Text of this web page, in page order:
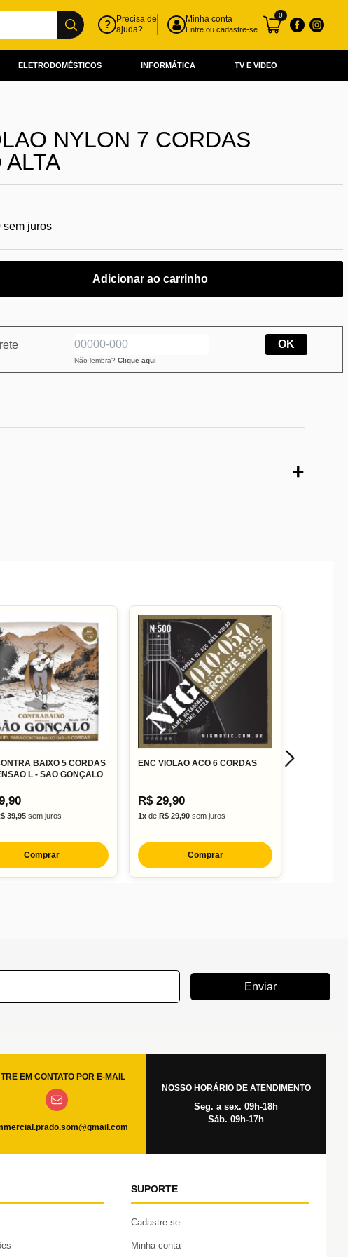
?
Precisa de
ajuda?
Minha conta
Entre ou cadastre-se
0
ELETRODOMÉSTICOS INFORMÁTICA TV E VIDEO
NYLON 7 CORDAS
sem juros
Adicionar ao carrinho
Não lembra?Clique aqui
OK
+
BAIXO 5 CORDAS
L - SAO GONÇALO
39,95 sem juros
Comprar
ENC VIOLAO ACO 6 CORDAS
R$ 29,90
1x de R$ 29,90 sem juros
Comprar
Enviar
EM CONTATO POR E-MAIL
NOSSO HORÁRIO DE ATENDIMENTO
Seg. a sex. 09h-18h
Sáb. 09h-17h
SUPORTE
Cadastre-se
Minha conta